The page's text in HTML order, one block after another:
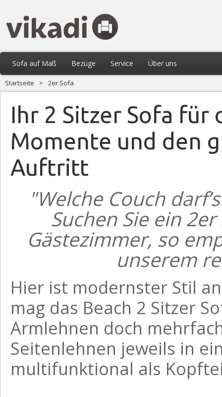
Sofa auf Maß Bezüge Service Über uns
Startseite > 2er Sofa
Ihr 2 Sitzer Sofa für
Momente und den
Auftritt
"Welche Couch
Suchen Sie ein
Gästezimmer, so
unserem
Hier ist modernster Stil
mag das Beach 2 Sitzer
Armlehnen doch
Seitenlehnen jeweils in
multifunktional als